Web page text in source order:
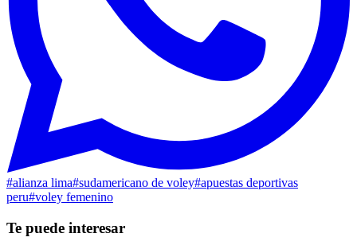
#alianza lima#sudamericano de voley#apuestas deportivas
peru#voley femenino
Te puede interesar